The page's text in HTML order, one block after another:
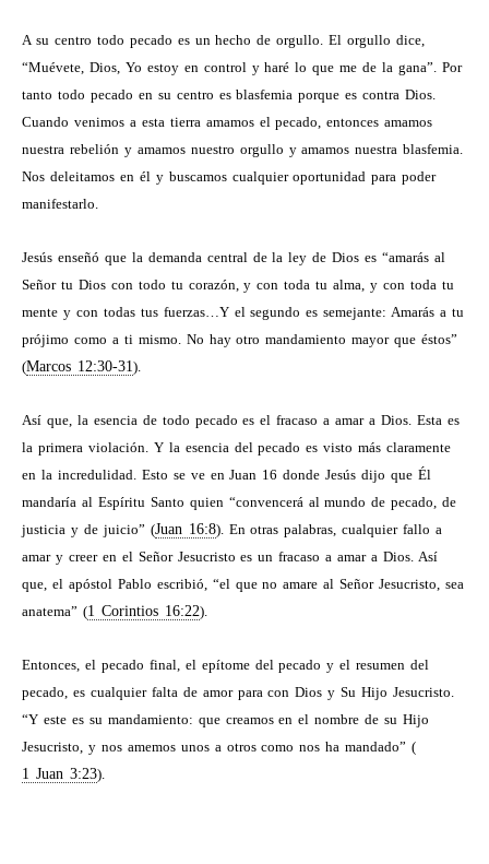
A su centro todo pecado es un hecho de orgullo. El orgullo dice,
“Muévete, Dios, Yo estoy en control y haré lo que me de la gana”. Por
tanto todo pecado en su centro es blasfemia porque es contra Dios.
Cuando venimos a esta tierra amamos el pecado, entonces amamos
nuestra rebelión y amamos nuestro orgullo y amamos nuestra blasfemia.
Nos deleitamos en él y buscamos cualquier oportunidad para poder
manifestarlo.
Jesús enseñó que la demanda central de la ley de Dios es “amarás al
Señor tu Dios con todo tu corazón, y con toda tu alma, y con toda tu
mente y con todas tus fuerzas…Y el segundo es semejante: Amarás a tu
prójimo como a ti mismo. No hay otro mandamiento mayor que éstos”
(Marcos 12:30-31).
Así que, la esencia de todo pecado es el fracaso a amar a Dios. Esta es
la primera violación. Y la esencia del pecado es visto más claramente
en la incredulidad. Esto se ve en Juan 16 donde Jesús dijo que Él
mandaría al Espíritu Santo quien “convencerá al mundo de pecado, de
justicia y de juicio” (Juan 16:8). En otras palabras, cualquier fallo a
amar y creer en el Señor Jesucristo es un fracaso a amar a Dios. Así
que, el apóstol Pablo escribió, “el que no amare al Señor Jesucristo, sea
anatema” (1 Corintios 16:22).
Entonces, el pecado final, el epítome del pecado y el resumen del
pecado, es cualquier falta de amor para con Dios y Su Hijo Jesucristo.
“Y este es su mandamiento: que creamos en el nombre de su Hijo
Jesucristo, y nos amemos unos a otros como nos ha mandado” (
1 Juan 3:23).